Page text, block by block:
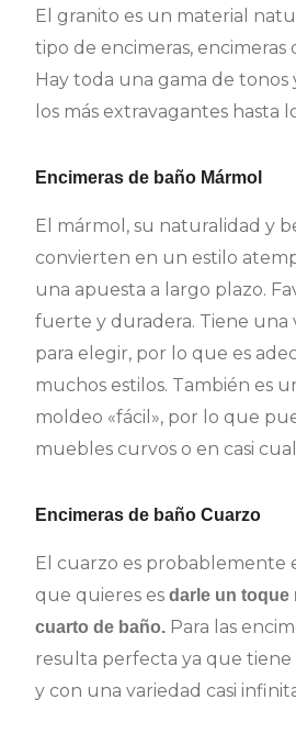
El granito es un material
tipo de encimeras, encimeras
Hay toda una gama de tonos
los más extravagantes hasta
Encimeras de baño Mármol
El mármol, su naturalidad y
convierten en un estilo
una apuesta a largo plazo.
fuerte y duradera. Tiene una
para elegir, por lo que es
muchos estilos. También es
moldeo «fácil», por lo que
muebles curvos o en casi
Encimeras de baño Cuarzo
El cuarzo es probablemente
que quieres esdarle un toque
cuarto de baño. Para las
resulta perfecta ya que tiene
y con una variedad casi